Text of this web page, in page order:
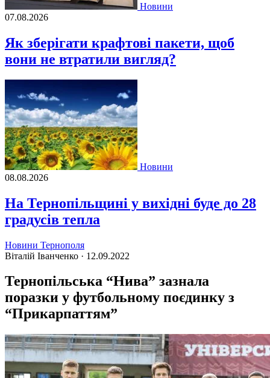
Новини
07.08.2026
Як зберігати крафтові пакети, щоб
вони не втратили вигляд?
Новини
08.08.2026
На Тернопільщині у вихідні буде до 28
градусів тепла
Новини Тернополя
Віталій Іванченко · 12.09.2022
Тернопільська “Нива” зазнала
поразки у футбольному поєдинку з
“Прикарпаттям”